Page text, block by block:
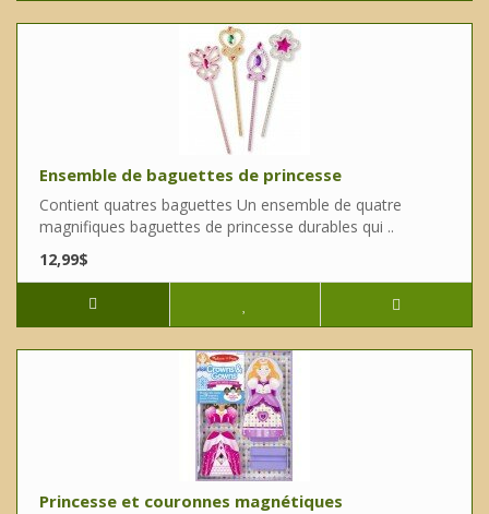
Ensemble de baguettes de princesse
Contient quatres baguettes Un ensemble de quatre
magnifiques baguettes de princesse durables qui ..
12,99$
Princesse et couronnes magnétiques